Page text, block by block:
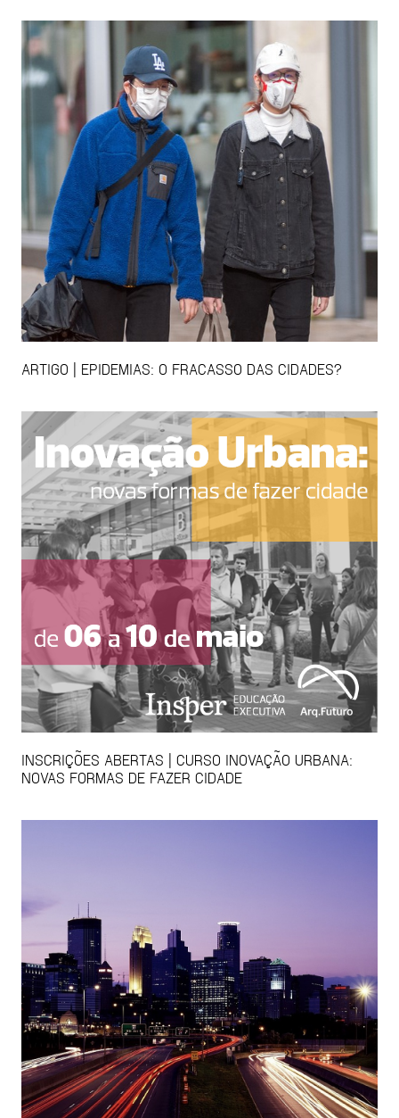
ARTIGO | EPIDEMIAS: O FRACASSO DAS CIDADES?
INSCRIÇÕES ABERTAS | CURSO INOVAÇÃO URBANA:
NOVAS FORMAS DE FAZER CIDADE